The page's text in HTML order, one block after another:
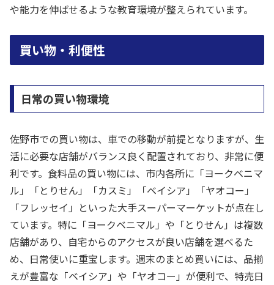
や能力を伸ばせるような教育環境が整えられています。
買い物・利便性
日常の買い物環境
佐野市での買い物は、車での移動が前提となりますが、生
活に必要な店舗がバランス良く配置されており、非常に便
利です。食料品の買い物には、市内各所に「ヨークベニマ
ル」「とりせん」「カスミ」「ベイシア」「ヤオコー」
「フレッセイ」といった大手スーパーマーケットが点在し
ています。特に「ヨークベニマル」や「とりせん」は複数
店舗があり、自宅からのアクセスが良い店舗を選べるた
め、日常使いに重宝します。週末のまとめ買いには、品揃
えが豊富な「ベイシア」や「ヤオコー」が便利で、特売日